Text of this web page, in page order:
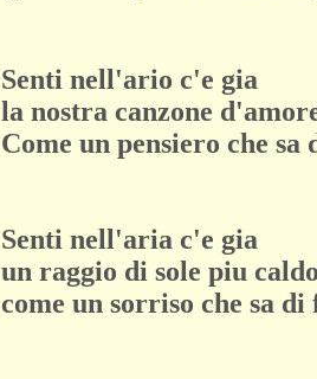
Senti nell'ario c'e gia
la nostra canzone
Come un pensiero che
Senti nell'aria c'e gia
un raggio di sole piu
come un sorriso che sa